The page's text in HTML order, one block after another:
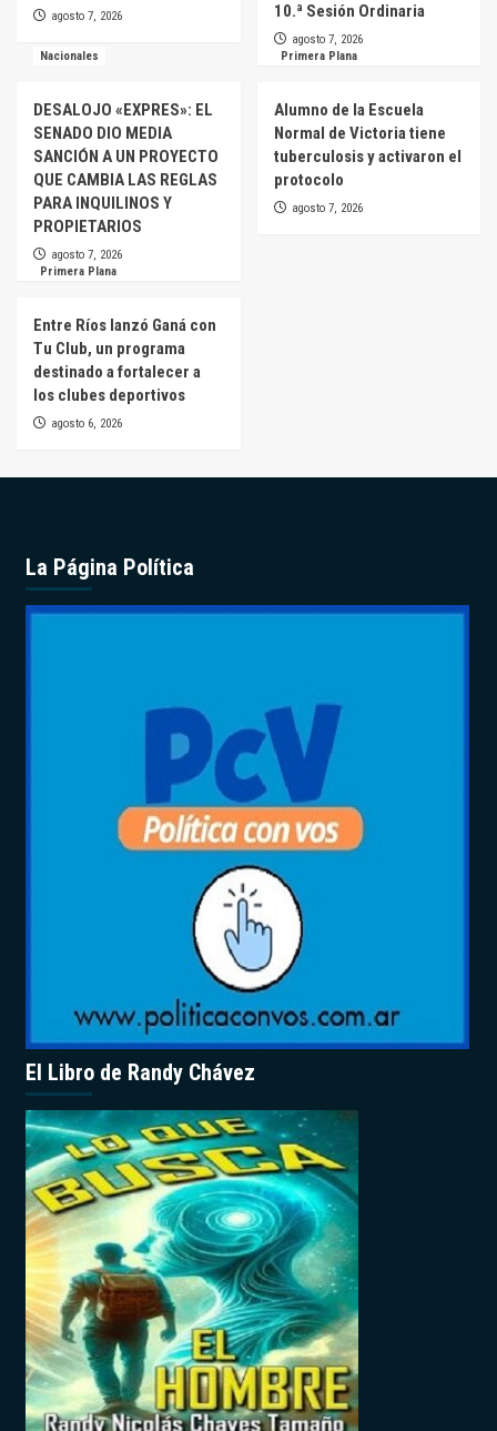
agosto 7, 2026 10.ª Sesión Ordinaria
agosto 7, 2026
Nacionales
DESALOJO «EXPRES»: EL
SENADO DIO MEDIA
SANCIÓN A UN PROYECTO
QUE CAMBIA LAS REGLAS
PARA INQUILINOS Y
PROPIETARIOS
agosto 7, 2026
Primera Plana
Alumno de la Escuela
Normal de Victoria tiene
tuberculosis y activaron el
protocolo
agosto 7, 2026
Primera Plana
Entre Ríos lanzó Ganá con
Tu Club, un programa
destinado a fortalecer a
los clubes deportivos
agosto 6, 2026
La Página Política
El Libro de Randy Chávez